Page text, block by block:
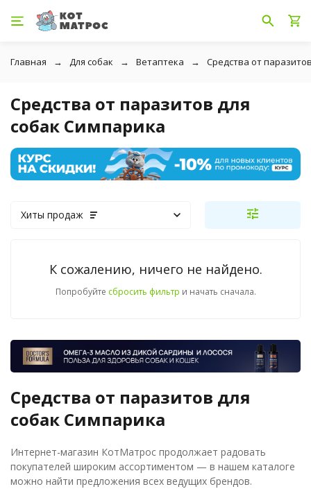
Главная Для собак Ветаптека Средства от
Средства от паразитов для
собак Симпарика
Хиты продаж
К сожалению, ничего не найдено.
Попробуйте сбросить фильтр и начать сначала.
Средства от паразитов для
собак Симпарика
Интернет-магазин КотМатрос продолжает радовать
покупателей широким ассортиментом — в нашем каталоге
можно найти предложения всех ведущих брендов.